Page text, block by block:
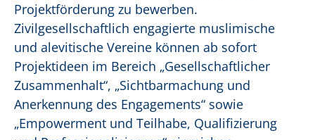
Projektförderung zu bewerben.
Zivilgesellschaftlich engagierte muslimische
und alevitische Vereine können ab sofort
Projektideen im Bereich „Gesellschaftlicher
Zusammenhalt“, „Sichtbarmachung und
Anerkennung des Engagements“ sowie
„Empowerment und Teilhabe, Qualifizierung